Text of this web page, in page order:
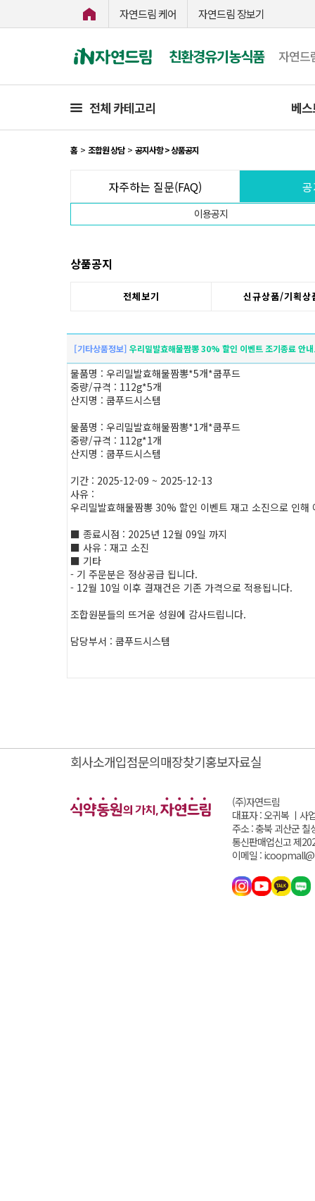
자연드림 케어 자연드림 장보기
친환경유기농식품 자연드
전체 카테고리 베
홈> 조합원 상담> 공지사항 > 상품공지
자주하는 질문(FAQ)
이용공지
상품공지
전체보기 신규상품/기획상
[기타상품정보] 우리밀발효해물짬뽕 30% 할인 이벤트 조기종료 안
물품명 : 우리밀발효해물짬뽕*5개*쿱푸드
중량/규격 : 112g*5개
산지명 : 쿱푸드시스템
물품명 : 우리밀발효해물짬뽕*1개*쿱푸드
중량/규격 : 112g*1개
산지명 : 쿱푸드시스템
기간 : 2025-12-09 ~ 2025-12-13
사유 :
우리밀발효해물짬뽕 30% 할인 이벤트 재고 소진으로 인해
■ 종료시점 : 2025년 12월 09일 까지
■ 사유 : 재고 소진
■ 기타
- 기 주문분은 정상공급 됩니다.
- 12월 10일 이후 결재건은 기존 가격으로 적용됩니다.
조합원분들의 뜨거운 성원에 감사드립니다.
담당부서 : 쿱푸드시스템
회사소개입점문의매장찾기홍보자료실
(주)자연드림
대표자 : 오귀복 ㅣ 사
주소 : 충북 괴산군 칠
통신판매업신고 제
이메일 :